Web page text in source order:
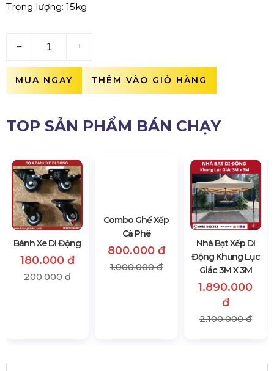
Trọng lượng: 15kg
– +
MUA NGAY THÊM VÀO GIỎ HÀNG
TOP SẢN PHẨM BÁN CHẠY
Bánh Xe Di Động
180.000 đ
200.000 đ
Combo Ghế Xếp
Cà Phê
800.000 đ
Nhà Bạt Xếp Di
Động Khung Lục
Giác 3M X 3M
1.890.000
đ
2.100.000 đ